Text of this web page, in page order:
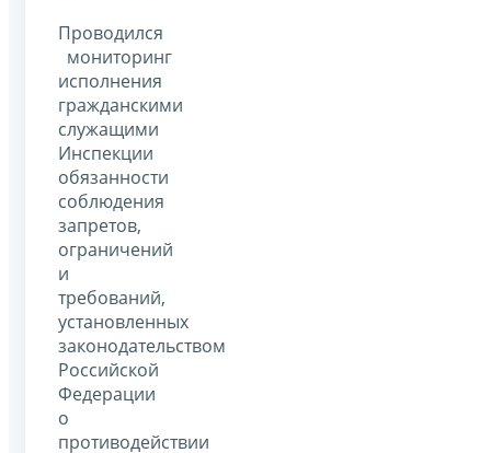
Проводился
мониторинг
исполнения
гражданскими
служащими
Инспекции
обязанности
соблюдения
запретов,
ограничений
и
требований,
установленных
законодательством
Российской
Федерации
о
противодействии